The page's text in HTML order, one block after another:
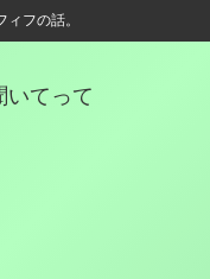
フの話。
いてって